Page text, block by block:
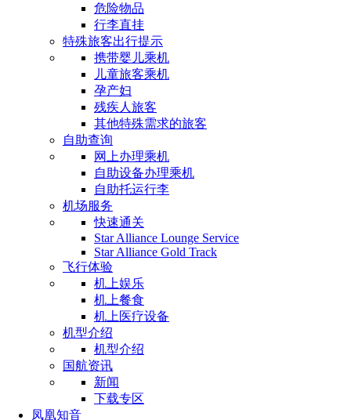
危险物品
行李直挂
特殊旅客出行提示
携带婴儿乘机
儿童旅客乘机
孕产妇
残疾人旅客
其他特殊需求的旅客
自助查询
网上办理乘机
自助设备办理乘机
自助托运行李
机场服务
快速通关
Star Alliance Lounge Service
Star Alliance Gold Track
飞行体验
机上娱乐
机上餐食
机上医疗设备
机型介绍
机型介绍
国航资讯
新闻
下载专区
凤凰知音